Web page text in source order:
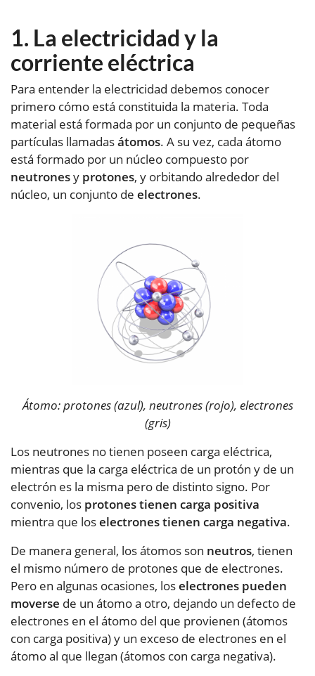
La electricidad y la
corriente eléctrica
Para entender la electricidad debemos conocer
primero cómo está constituida la materia. Toda
material está formada por un conjunto de pequeñas
partículas llamadasátomos. A su vez, cada átomo
está formado por un núcleo compuesto por
neutronesy protones, y orbitando alrededor del
núcleo, un conjunto de electrones.
Átomo: protones (azul), neutrones (rojo), electrones
(gris)
Los neutrones no tienen poseen carga eléctrica,
mientras que la carga eléctrica de un protón y de un
electrón es la misma pero de distinto signo. Por
convenio, los protones tienen carga positiva
mientra que loselectrones tienen carga negativa.
De manera general, los átomos son neutros, tienen
el mismo número de protones que de electrones.
Pero en algunas ocasiones, loselectrones pueden
moverse de un átomo a otro, dejando un defecto de
electrones en el átomo del que provienen (átomos
con carga positiva) y un exceso de electrones en el
átomo al que llegan (átomos con carga negativa).